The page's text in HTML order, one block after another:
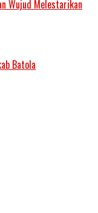
Wujud Melestarikan
Batola